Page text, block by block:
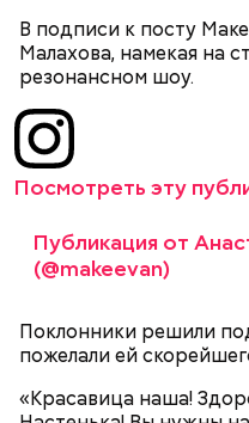
В подписи к посту
Малахова, намекая на
резонансном шоу.
Посмотреть эту
Публикация от
(@makeevan)
Поклонники решили
пожелали ей
«Красавица наша!
— Может пробить
себя очень осторожно,
Одним из
для Макеева стал
киевским «Динамо» и
который состоялся 3
в палатках в лесу
трансляцию матча.
партийной